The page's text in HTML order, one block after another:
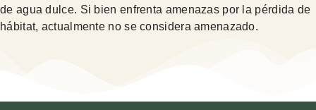
de agua dulce. Si bien enfrenta amenazas por la pérdida de
hábitat, actualmente no se considera amenazado.